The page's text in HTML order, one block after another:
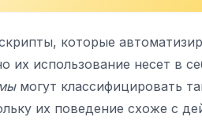
которые
их использование несет в
могут классифицировать
их поведение схоже с